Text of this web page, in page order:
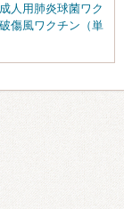
成人用肺炎球菌ワク
破傷風ワクチン（単